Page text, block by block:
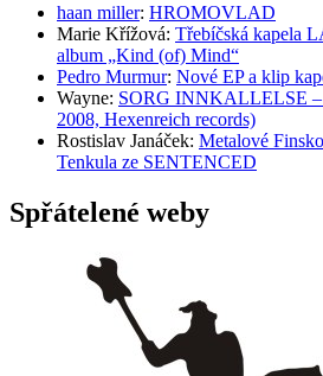
haan miller: HROMOVLAD
Marie Křížová: Třebíčská kapela
album „Kind (of) Mind“
Pedro Murmur: Nové EP a klip
Wayne: SORG INNKALLELSE
2008, Hexenreich records)
Rostislav Janáček: Metalové
Tenkula ze SENTENCED
Spřátelené weby